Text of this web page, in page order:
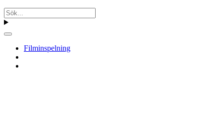
Filminspelning